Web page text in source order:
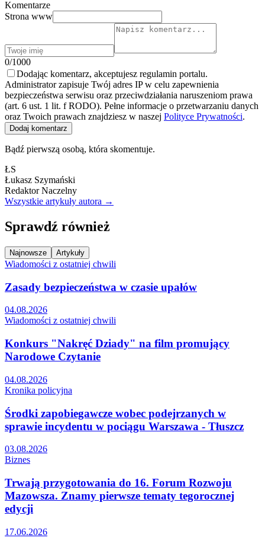
Komentarze
Strona www
0/1000
Dodając komentarz, akceptujesz regulamin portalu.
Administrator zapisuje Twój adres IP w celu zapewnienia
bezpieczeństwa serwisu oraz przeciwdziałania naruszeniom prawa
(art. 6 ust. 1 lit. f RODO). Pełne informacje o przetwarzaniu danych
oraz Twoich prawach znajdziesz w naszej Polityce Prywatności.
Dodaj komentarz
Bądź pierwszą osobą, która skomentuje.
ŁS
Łukasz Szymański
Redaktor Naczelny
Wszystkie artykuły autora →
Sprawdź również
Najnowsze Artykuły
Wiadomości z ostatniej chwili
Zasady bezpieczeństwa w czasie upałów
04.08.2026
Wiadomości z ostatniej chwili
Konkurs "Nakręć Dziady" na film promujący
Narodowe Czytanie
04.08.2026
Kronika policyjna
Środki zapobiegawcze wobec podejrzanych w
sprawie incydentu w pociągu Warszawa - Tłuszcz
03.08.2026
Biznes
Trwają przygotowania do 16. Forum Rozwoju
Mazowsza. Znamy pierwsze tematy tegorocznej
edycji
17.06.2026